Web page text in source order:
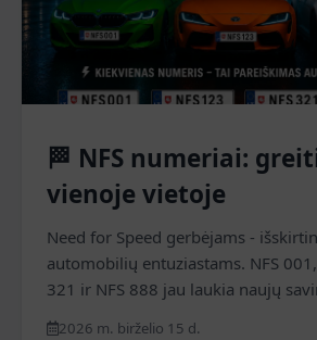
🏁 NFS numeriai:
vienoje vietoje
Need for Speed gerbėjams -
automobilių entuziastams. NFS 001,
321 ir NFS 888 jau laukia naujų
2026 m. birželio 15 d.